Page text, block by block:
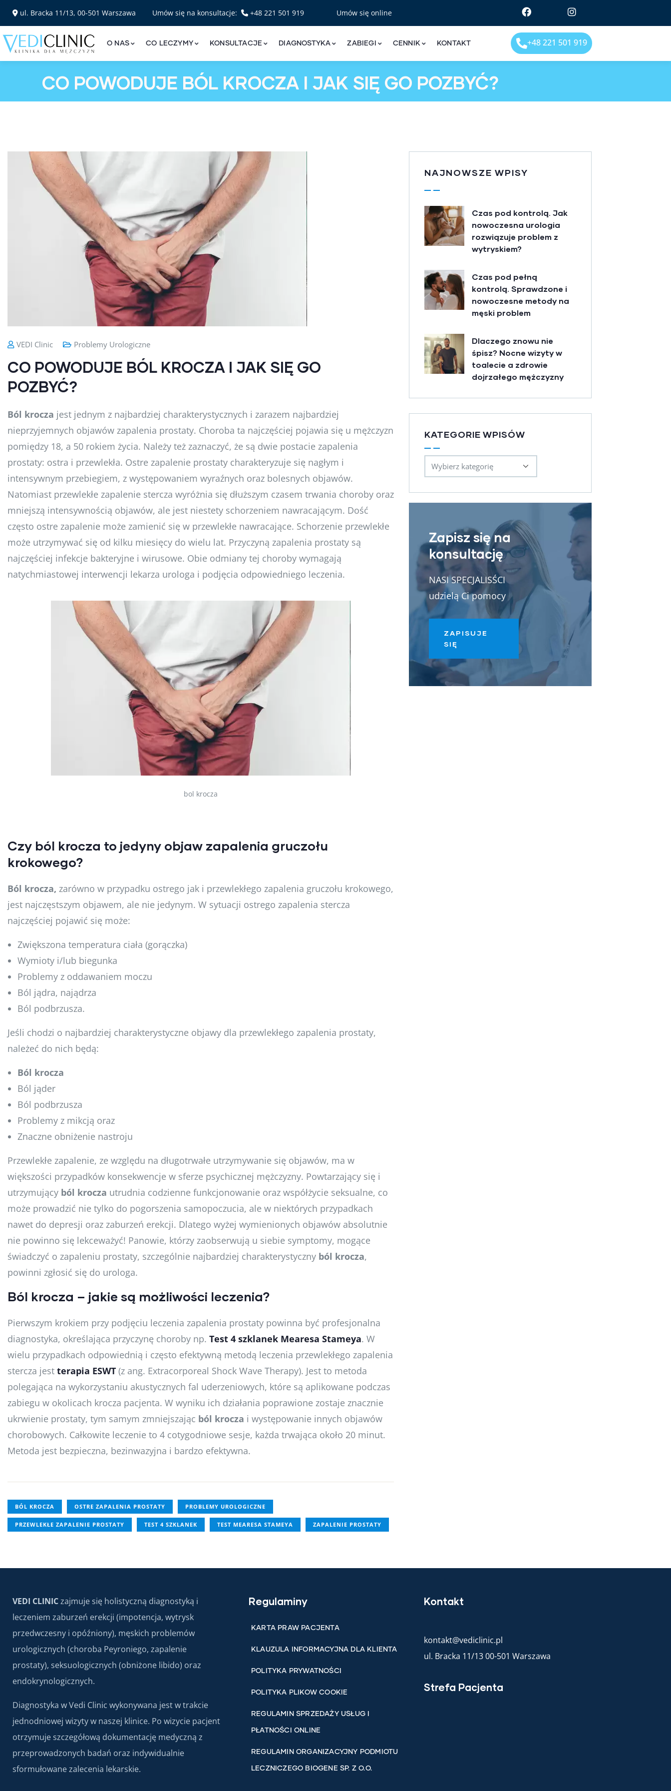
ul. Bracka 11/13, 00-501 Warszawa Umów się na konsultacje: +48 221 501 919 Umów się online
O NAS CO LECZYMY KONSULTACJE DIAGNOSTYKA ZABIEGI CENNIK KONTAKT +48 221 501 919
CO POWODUJE BÓL KROCZA I JAK SIĘ GO POZBYĆ?
VEDI Clinic Problemy Urologiczne
CO POWODUJE BÓL KROCZA I JAK SIĘ GO
POZBYĆ?
Ból krocza jest jednym z najbardziej charakterystycznych i zarazem najbardziej
nieprzyjemnych objawów zapalenia prostaty. Choroba ta najczęściej pojawia się u mężczyzn
pomiędzy 18, a 50 rokiem życia. Należy też zaznaczyć, że są dwie postacie zapalenia
prostaty: ostra i przewlekła. Ostre zapalenie prostaty charakteryzuje się nagłym i
intensywnym przebiegiem, z występowaniem wyraźnych oraz bolesnych objawów.
Natomiast przewlekłe zapalenie stercza wyróżnia się dłuższym czasem trwania choroby oraz
mniejszą intensywnością objawów, ale jest niestety schorzeniem nawracającym. Dość
często ostre zapalenie może zamienić się w przewlekłe nawracające. Schorzenie przewlekłe
może utrzymywać się od kilku miesięcy do wielu lat. Przyczyną zapalenia prostaty są
najczęściej infekcje bakteryjne i wirusowe. Obie odmiany tej choroby wymagają
natychmiastowej interwencji lekarza urologa i podjęcia odpowiedniego leczenia.
bol krocza
Czy ból krocza to jedyny objaw zapalenia gruczołu
krokowego?
Ból krocza, zarówno w przypadku ostrego jak i przewlekłego zapalenia gruczołu krokowego,
jest najczęstszym objawem, ale nie jedynym. W sytuacji ostrego zapalenia stercza
najczęściej pojawić się może:
Zwiększona temperatura ciała (gorączka)
Wymioty i/lub biegunka
Problemy z oddawaniem moczu
Ból jądra, najądrza
Ból podbrzusza.
Jeśli chodzi o najbardziej charakterystyczne objawy dla przewlekłego zapalenia prostaty,
należeć do nich będą:
Ból krocza
Ból jąder
Ból podbrzusza
Problemy z mikcją oraz
Znaczne obniżenie nastroju
Przewlekłe zapalenie, ze względu na długotrwałe utrzymywanie się objawów, ma w
większości przypadków konsekwencje w sferze psychicznej mężczyzny. Powtarzający się i
utrzymujący ból krocza utrudnia codzienne funkcjonowanie oraz współżycie seksualne, co
może prowadzić nie tylko do pogorszenia samopoczucia, ale w niektórych przypadkach
nawet do depresji oraz zaburzeń erekcji. Dlatego wyżej wymienionych objawów absolutnie
nie powinno się lekceważyć! Panowie, którzy zaobserwują u siebie symptomy, mogące
świadczyć o zapaleniu prostaty, szczególnie najbardziej charakterystyczny ból krocza,
powinni zgłosić się do urologa.
Ból krocza – jakie są możliwości leczenia?
Pierwszym krokiem przy podjęciu leczenia zapalenia prostaty powinna być profesjonalna
diagnostyka, określająca przyczynę choroby np. Test 4 szklanek Mearesa Stameya. W
wielu przypadkach odpowiednią i często efektywną metodą leczenia przewlekłego zapalenia
stercza jest terapia ESWT (z ang. Extracorporeal Shock Wave Therapy). Jest to metoda
polegająca na wykorzystaniu akustycznych fal uderzeniowych, które są aplikowane podczas
zabiegu w okolicach krocza pacjenta. W wyniku ich działania poprawione zostaje znacznie
ukrwienie prostaty, tym samym zmniejszając ból krocza i występowanie innych objawów
chorobowych. Całkowite leczenie to 4 cotygodniowe sesje, każda trwająca około 20 minut.
Metoda jest bezpieczna, bezinwazyjna i bardzo efektywna.
BÓL KROCZA OSTRE ZAPALENIA PROSTATY PROBLEMY UROLOGICZNE
PRZEWLEKŁE ZAPALENIE PROSTATY TEST 4 SZKLANEK TEST MEARESA STAMEYA ZAPALENIE PROSTATY
NAJNOWSZE WPISY
Czas pod kontrolą. Jak
nowoczesna urologia
rozwiązuje problem z
wytryskiem?
Czas pod pełną
kontrolą. Sprawdzone i
nowoczesne metody na
męski problem
Dlaczego znowu nie
śpisz? Nocne wizyty w
toalecie a zdrowie
dojrzałego mężczyzny
KATEGORIE WPISÓW
Zapisz się na
konsultację
NASI SPECJALISŚCI
udzielą Ci pomocy
ZAPISUJE
SIĘ
VEDI CLINICzajmuje się holistyczną diagnostyką i
leczeniem zaburzeń erekcji (impotencja, wytrysk
przedwczesny i opóźniony), męskich problemów
urologicznych (choroba Peyroniego, zapalenie
prostaty), seksuologicznych (obniżone libido) oraz
endokrynologicznych.
Diagnostyka w Vedi Clinic wykonywana jest w trakcie
jednodniowej wizyty w naszej klinice. Po wizycie pacjent
otrzymuje szczegółową dokumentację medyczną z
przeprowadzonych badań oraz indywidualnie
sformułowane zalecenia lekarskie.
Regulaminy
KARTA PRAW PACJENTA
KLAUZULA INFORMACYJNA DLA KLIENTA
POLITYKA PRYWATNOŚCI
POLITYKA PLIKOW COOKIE
REGULAMIN SPRZEDAŻY USŁUG I
PŁATNOŚCI ONLINE
REGULAMIN ORGANIZACYJNY PODMIOTU
LECZNICZEGO BIOGENE SP. Z O.O.
Kontakt
kontakt@vediclinic.pl
ul. Bracka 11/13 00-501 Warszawa
Strefa Pacjenta